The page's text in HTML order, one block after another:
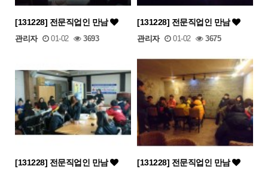
[131228] 전문직업인 만남
관리자 01-02 3693
[131228] 전문직업인 만남
관리자 01-02 3675
[131228] 전문직업인 만남 [131228] 전문직업인 만남